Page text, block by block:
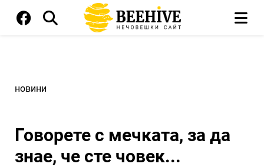
новини
Говорете с мечката, за да
знае, че сте човек...